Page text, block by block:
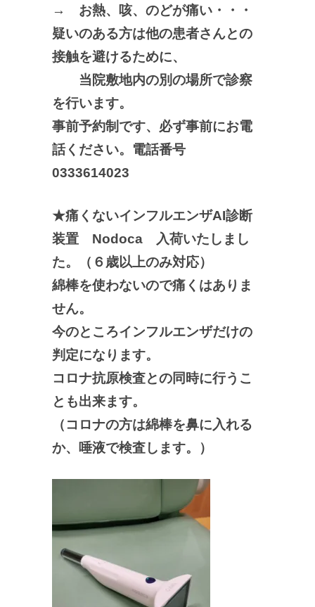
→ お熱、咳、のどが痛い・・・
疑いのある方は他の患者さんとの
接触を避けるために、
当院敷地内の別の場所で診察
を行います。
事前予約制です、必ず事前にお電
話ください。電話番号
0333614023
★痛くないインフルエンザAI診断
装置 Nodoca 入荷いたしまし
た。（６歳以上のみ対応）
綿棒を使わないので痛くはありま
せん。
今のところインフルエンザだけの
判定になります。
コロナ抗原検査との同時に行うこ
とも出来ます。
（コロナの方は綿棒を鼻に入れる
か、唾液で検査します。）